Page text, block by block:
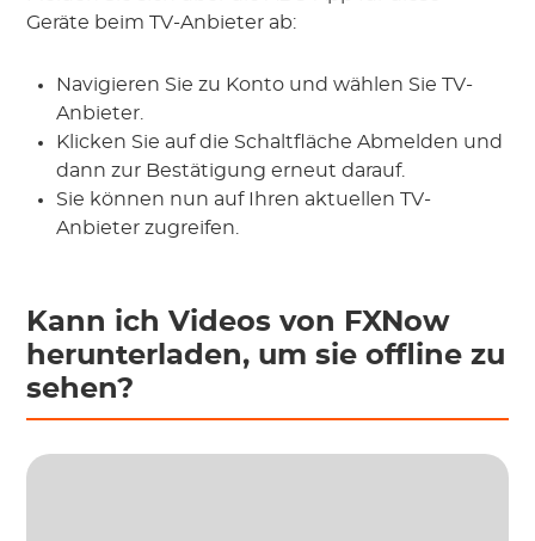
Geräte beim TV-Anbieter ab:
Navigieren Sie zu Konto und wählen Sie TV-
Anbieter.
Klicken Sie auf die Schaltfläche Abmelden und
dann zur Bestätigung erneut darauf.
Sie können nun auf Ihren aktuellen TV-
Anbieter zugreifen.
Kann ich Videos von FXNow
herunterladen, um sie offline zu
sehen?